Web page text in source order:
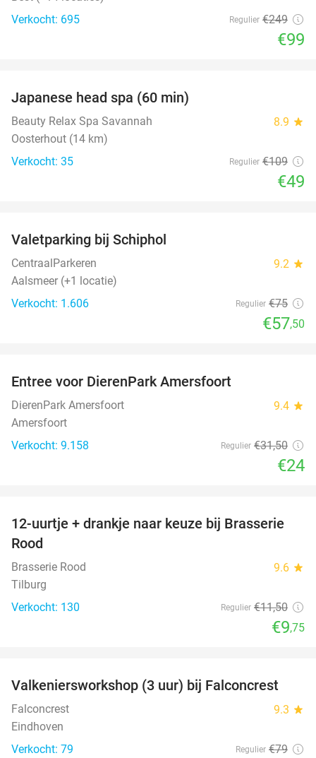
Verkocht: 695
Regulier €249
€99
Japanese head spa (60 min)
Beauty Relax Spa Savannah 8.9 star
Oosterhout (14 km)
Verkocht: 35
Regulier €109
€49
Valetparking bij Schiphol
CentraalParkeren 9.2 star
Aalsmeer (+1 locatie)
Verkocht: 1.606
Regulier €75
€57,50
Entree voor DierenPark Amersfoort
DierenPark Amersfoort 9.4 star
Amersfoort
Verkocht: 9.158
Regulier €31,50
€24
15%
12-uurtje + drankje naar keuze bij Brasserie
Rood
Brasserie Rood 9.6 star
Tilburg
Verkocht: 130
Regulier €11,50
€9,75
62%
Valkeniersworkshop (3 uur) bij Falconcrest
Falconcrest 9.3 star
Eindhoven
Verkocht: 79
Regulier €79